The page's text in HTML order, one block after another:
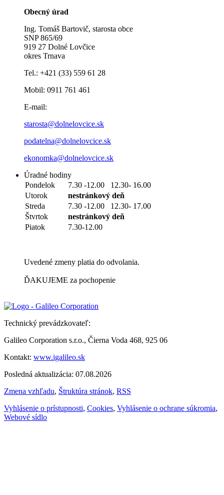
Obecný úrad
Ing. Tomáš Bartovič, starosta obce
SNP 865/69
919 27 Dolné Lovčice
okres Trnava
Tel.: +421 (33) 559 61 28
Mobil: 0911 761 461
E-mail:
starosta@dolnelovcice.sk
podatelna@dolnelovcice.sk
ekonomka@dolnelovcice.sk
Úradné hodiny
Pondelok
7.30 -12.00 12.30- 16.00
Utorok
nestránkový deň
Streda
7.30 -12.00 12.30- 17.00
Štvrtok
nestránkový deň
Piatok
7.30-12.00
Uvedené zmeny platia do odvolania.
ĎAKUJEME za pochopenie
Technický prevádzkovateľ:
Galileo Corporation s.r.o., Čierna Voda 468, 925 06
Kontakt: www.igalileo.sk
Posledná aktualizácia: 07.08.2026
Zmena vzhľadu, Štruktúra stránok, RSS
Vyhlásenie o prístupnosti, Cookies, Vyhlásenie o ochrane súkromia,
Webové sídlo